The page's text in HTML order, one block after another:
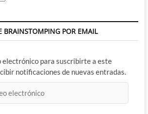
BRAINSTOMPING POR EMAIL
para suscribirte a este
notificaciones de nuevas entradas.